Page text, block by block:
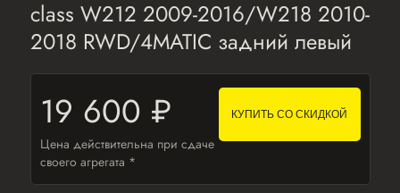
class W212 2009-2016/W218 2010-
2018 RWD/4MATIC задний левый
19 600 ₽
Цена действительна при сдаче
своего агрегата *
КУПИТЬ СО СКИДКОЙ